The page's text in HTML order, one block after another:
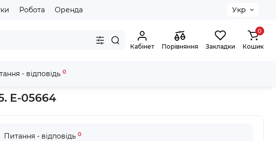
Робота Оренда Укр
Кабінет Порівняння Закладки
0
Кошик
- відповідь 0
чохол Makita для направляючої шини, 1.5м. 1565х220х45. E-05664
E-05664
Питання - відповідь 0